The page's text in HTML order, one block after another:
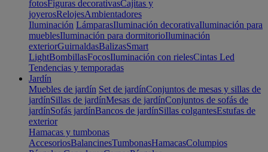
fotosFiguras decorativasCajitas y
joyerosRelojesAmbientadores
Iluminación LámparasIluminación decorativaIluminación para
mueblesIluminación para dormitorioIluminación
exteriorGuirnaldasBalizasSmart
LightBombillasFocosIluminación con rielesCintas Led
Tendencias y temporadas
Jardín
Muebles de jardín Set de jardínConjuntos de mesas y sillas de
jardínSillas de jardínMesas de jardínConjuntos de sofás de
jardínSofás jardínBancos de jardínSillas colgantesEstufas de
exterior
Hamacas y tumbonas
AccesoriosBalancinesTumbonasHamacasColumpios